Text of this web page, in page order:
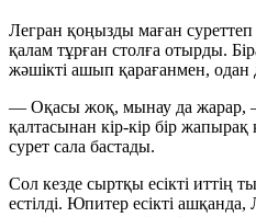
Легран қоңызды маған
қалам тұрған столға отырды.
жәшікті ашып қарағанмен,
— Оқасы жоқ, мынау да жарар,
қалтасынан кір-кір бір
сурет сала бастады.
Сол кезде сыртқы есікті иттің
естілді. Юпитер есікті